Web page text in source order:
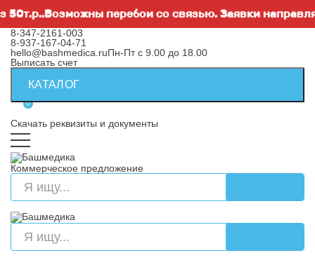
перебои со связью. Заявки направляйте
8-347-2161-003
8-937-167-04-71
hello@bashmedica.ruПн-Пт с 9.00 до 18.00
Выписать счет
КАТАЛОГ
0
Скачать реквизиты и документы
Коммерческое предложение